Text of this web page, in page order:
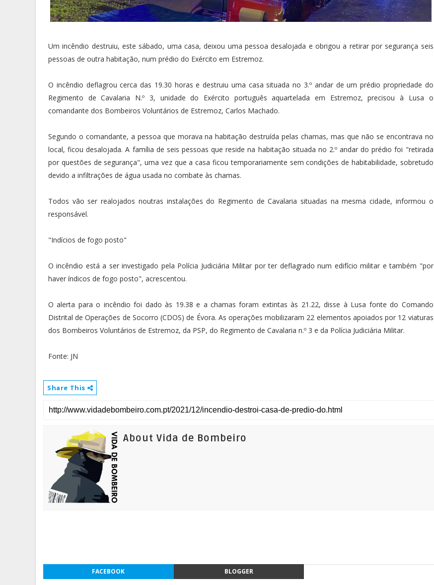
Um incêndio destruiu, este sábado, uma casa, deixou uma pessoa desalojada e obrigou a retirar por segurança seis
pessoas de outra habitação, num prédio do Exército em Estremoz.
O incêndio deflagrou cerca das 19.30 horas e destruiu uma casa situada no 3.º andar de um prédio propriedade do
Regimento de Cavalaria N.º 3, unidade do Exército português aquartelada em Estremoz, precisou à Lusa o
comandante dos Bombeiros Voluntários de Estremoz, Carlos Machado.
Segundo o comandante, a pessoa que morava na habitação destruída pelas chamas, mas que não se encontrava no
local, ficou desalojada. A família de seis pessoas que reside na habitação situada no 2.º andar do prédio foi "retirada
por questões de segurança", uma vez que a casa ficou temporariamente sem condições de habitabilidade, sobretudo
devido a infiltrações de água usada no combate às chamas.
Todos vão ser realojados noutras instalações do Regimento de Cavalaria situadas na mesma cidade, informou o
responsável.
"Indícios de fogo posto"
O incêndio está a ser investigado pela Polícia Judiciária Militar por ter deflagrado num edifício militar e também "por
haver índicos de fogo posto", acrescentou.
O alerta para o incêndio foi dado às 19.38 e a chamas foram extintas às 21.22, disse à Lusa fonte do Comando
Distrital de Operações de Socorro (CDOS) de Évora. As operações mobilizaram 22 elementos apoiados por 12 viaturas
dos Bombeiros Voluntários de Estremoz, da PSP, do Regimento de Cavalaria n.º 3 e da Polícia Judiciária Militar.
Fonte: JN
Share This
About Vida de Bombeiro
FACEBOOK BLOGGER